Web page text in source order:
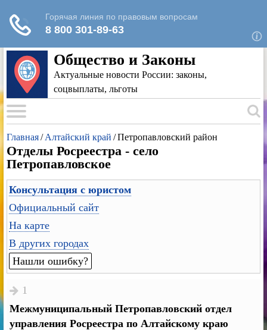
Общество и Законы
Актуальные новости России: законы,
соцвыплаты, льготы
Главная/Алтайский край /Петропавловский район
Отделы Росреестра - село
Петропавловское
Консультация с юристом
Официальный сайт
На карте
В других городах
Нашли ошибку?
1
Межмуниципальный Петропавловский отдел
управления Росреестра по Алтайскому краю
Для любых предложений по сайту: rk-
reestr@cp9.ru